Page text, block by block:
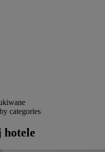
categories
hotele